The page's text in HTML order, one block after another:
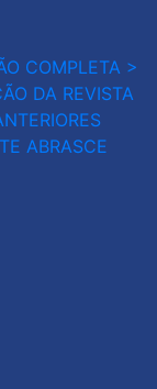
COMPLETA >
DA REVISTA
ABRASCE